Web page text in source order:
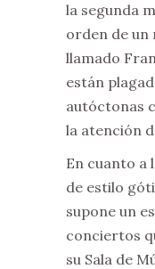
la segunda
orden de
llamado
están
autóctonas
la atención
En cuanto a
de estilo
supone un
conciertos
su Sala de